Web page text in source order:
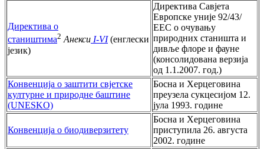
Директива о
стаништима2 Анекси I-VI (енглески
језик)
Директива Савјета
Европске уније 92/43/
ЕЕC о очувању
природних станишта и
дивље флоре и фауне
(консолидована верзија
од 1.1.2007. год.)
Конвенција о заштити свјетске
културне и природне баштине
(UNESKO)
Босна и Херцеговина
преузела сукцесијом 12.
јула 1993. године
Конвенција о биодиверзитету
Босна и Херцеговина
приступила 26. августа
2002. године